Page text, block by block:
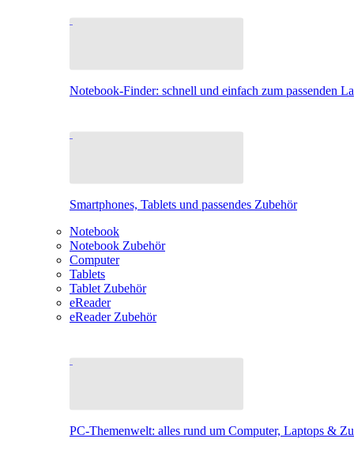
Notebook-Finder: schnell und einfach zum passenden
Smartphones, Tablets und passendes Zubehör
Notebook
Notebook Zubehör
Computer
Tablets
Tablet Zubehör
eReader
eReader Zubehör
PC-Themenwelt: alles rund um Computer, Laptops &